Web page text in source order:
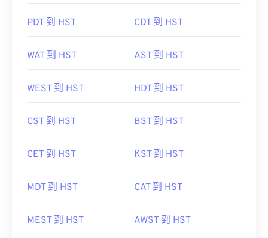
PDT 到 HST CDT 到 HST
WAT 到 HST AST 到 HST
WEST 到 HST HDT 到 HST
CST 到 HST BST 到 HST
CET 到 HST KST 到 HST
MDT 到 HST CAT 到 HST
MEST 到 HST AWST 到 HST